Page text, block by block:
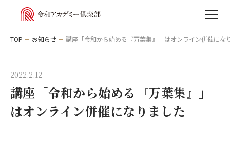
私たちについて
TOP お知らせ 講座「令和から始める『万葉集』」はオンライン併催にな
2022.2.12
講座「令和から始める『万葉集』」
はオンライン併催になりました